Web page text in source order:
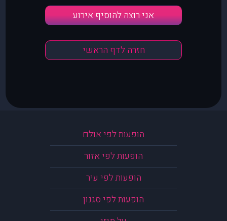
אני רוצה להוסיף אירוע
חזרה לדף הראשי
הופעות לפי אולם
הופעות לפי אזור
הופעות לפי עיר
הופעות לפי סגנון